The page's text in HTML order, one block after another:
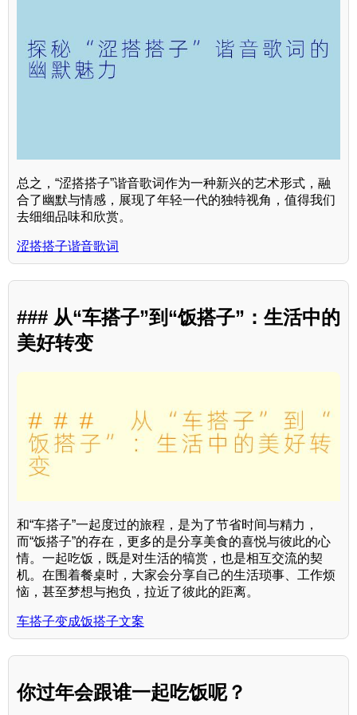
总之，“涩搭搭子”谐音歌词作为一种新兴的艺术形式，融
合了幽默与情感，展现了年轻一代的独特视角，值得我们
去细细品味和欣赏。
涩搭搭子谐音歌词
### 从“车搭子”到“饭搭子”：生活中的
美好转变
和“车搭子”一起度过的旅程，是为了节省时间与精力，
而“饭搭子”的存在，更多的是分享美食的喜悦与彼此的心
情。一起吃饭，既是对生活的犒赏，也是相互交流的契
机。在围着餐桌时，大家会分享自己的生活琐事、工作烦
恼，甚至梦想与抱负，拉近了彼此的距离。
车搭子变成饭搭子文案
你过年会跟谁一起吃饭呢？